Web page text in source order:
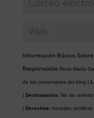
Información Básica
Responsable: Rosa María
de los comentarios del blog |
Destinatarios: No se
Derechos: Acceder,